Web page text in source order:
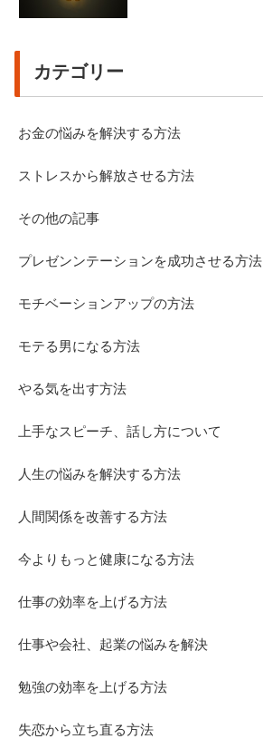
カテゴリー
お金の悩みを解決する方法
ストレスから解放させる方法
その他の記事
プレゼンンテーションを成功させる方法
モチベーションアップの方法
モテる男になる方法
やる気を出す方法
上手なスピーチ、話し方について
人生の悩みを解決する方法
人間関係を改善する方法
今よりもっと健康になる方法
仕事の効率を上げる方法
仕事や会社、起業の悩みを解決
勉強の効率を上げる方法
失恋から立ち直る方法